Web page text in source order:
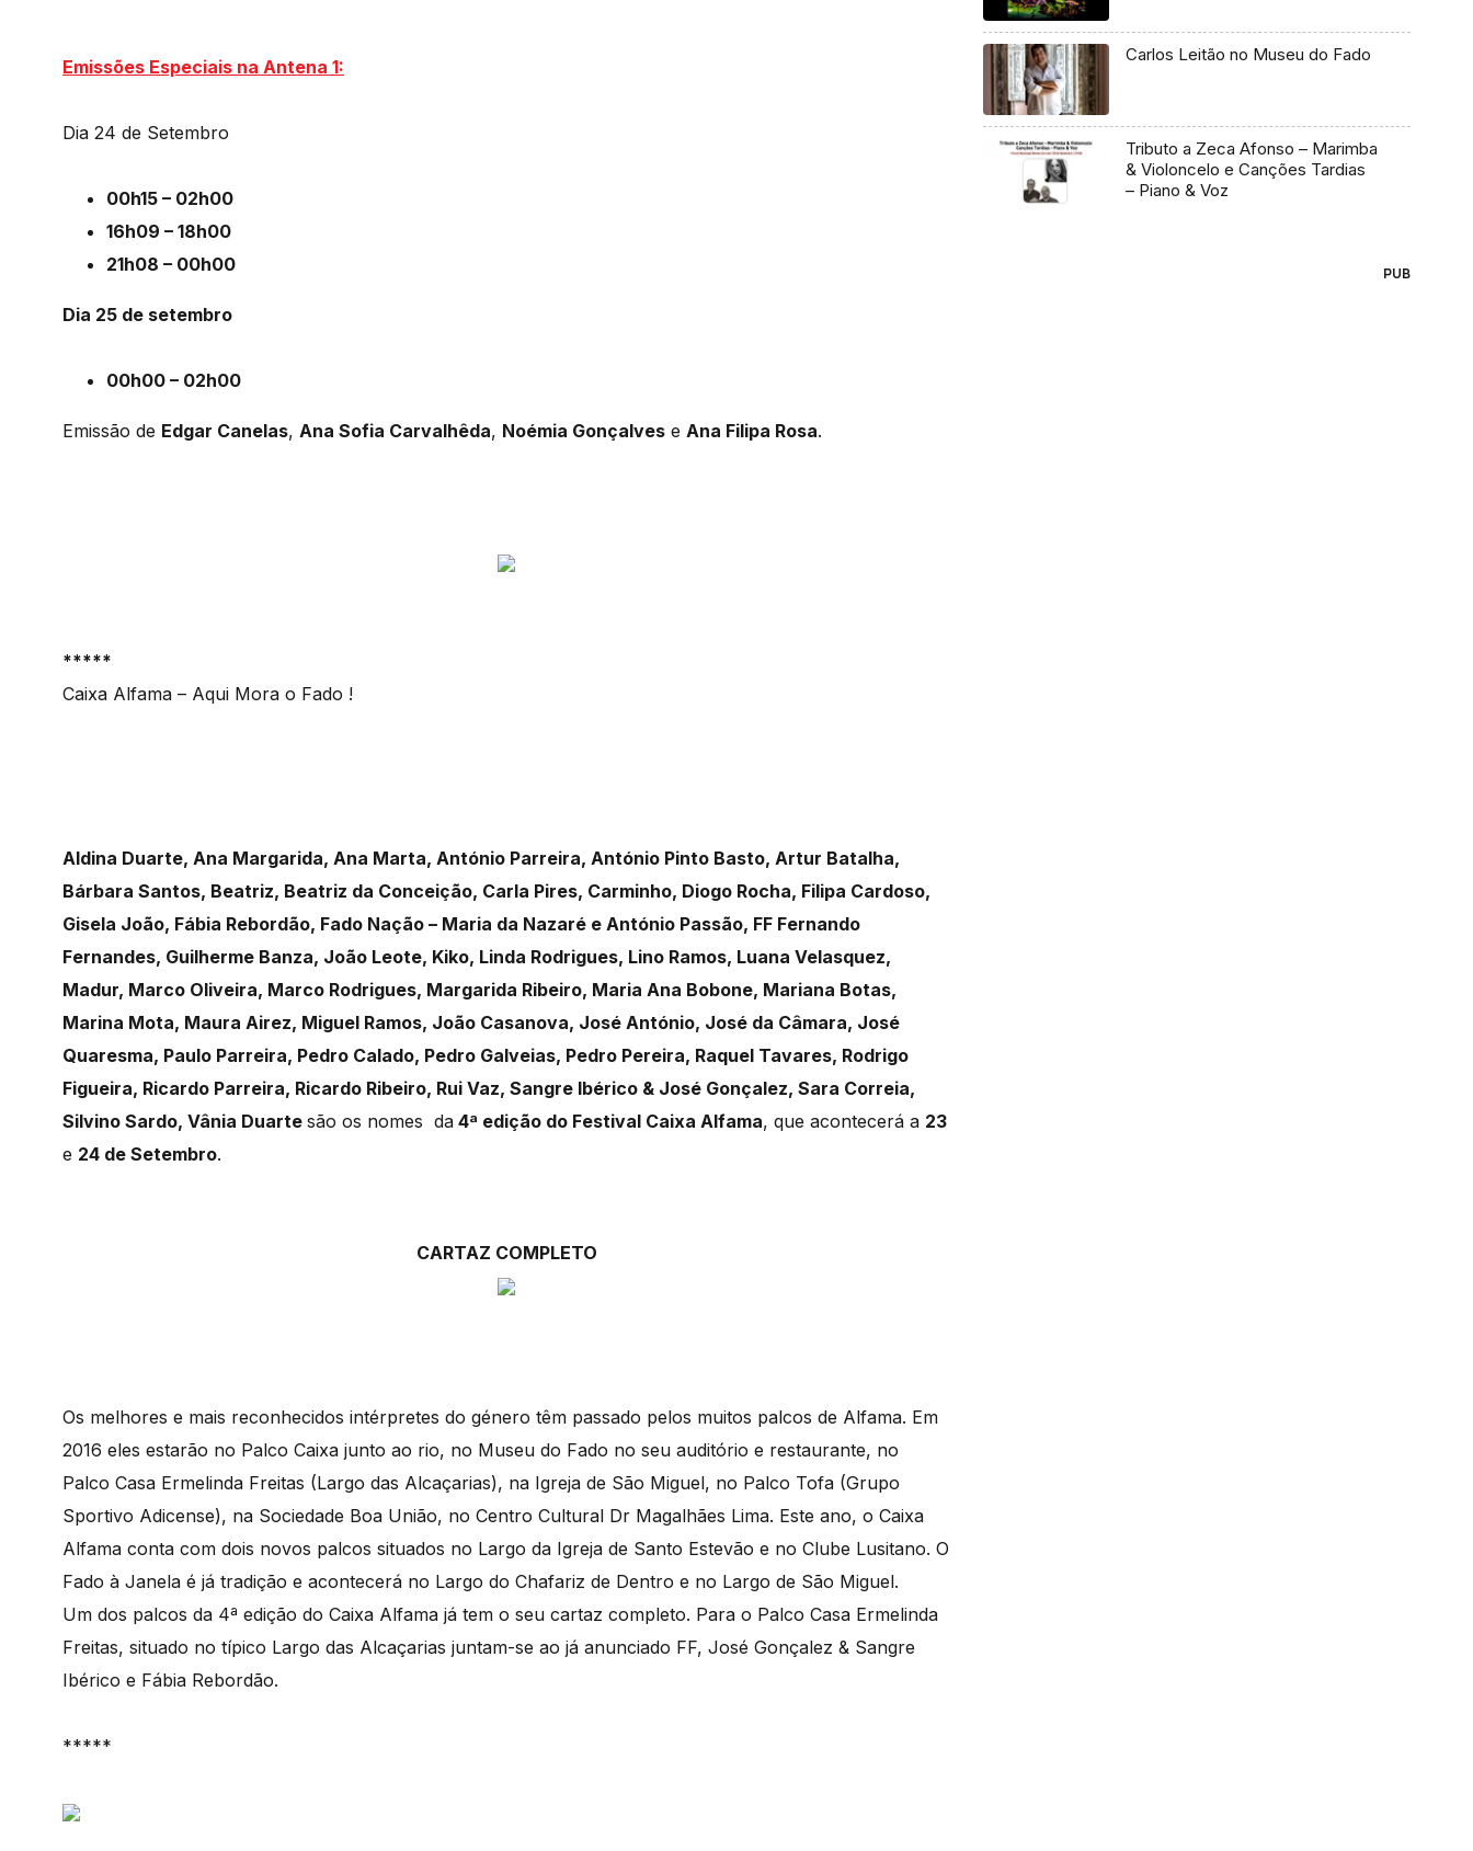
Emissões Especiais na Antena 1:
Dia 24 de Setembro
00h15 – 02h00
16h09 – 18h00
21h08 – 00h00
Dia 25 de setembro
00h00 – 02h00
Emissão de Edgar Canelas, Ana Sofia Carvalhêda, Noémia Gonçalves e Ana Filipa Rosa.
*****
Caixa Alfama – Aqui Mora o Fado !
Aldina Duarte, Ana Margarida, Ana Marta, António Parreira, António Pinto Basto, Artur Batalha,
Bárbara Santos, Beatriz, Beatriz da Conceição, Carla Pires, Carminho, Diogo Rocha, Filipa Cardoso,
Gisela João, Fábia Rebordão, Fado Nação – Maria da Nazaré e António Passão, FF Fernando
Fernandes, Guilherme Banza, João Leote, Kiko, Linda Rodrigues, Lino Ramos, Luana Velasquez,
Madur, Marco Oliveira, Marco Rodrigues, Margarida Ribeiro, Maria Ana Bobone, Mariana Botas,
Marina Mota, Maura Airez, Miguel Ramos, João Casanova, José António, José da Câmara, José
Quaresma, Paulo Parreira, Pedro Calado, Pedro Galveias, Pedro Pereira, Raquel Tavares, Rodrigo
Figueira, Ricardo Parreira, Ricardo Ribeiro, Rui Vaz, Sangre Ibérico & José Gonçalez, Sara Correia,
Silvino Sardo, Vânia Duarte são os nomes da 4ª edição do Festival Caixa Alfama, que acontecerá a 23
e 24 de Setembro.
CARTAZ COMPLETO
Os melhores e mais reconhecidos intérpretes do género têm passado pelos muitos palcos de Alfama. Em
2016 eles estarão no Palco Caixa junto ao rio, no Museu do Fado no seu auditório e restaurante, no
Palco Casa Ermelinda Freitas (Largo das Alcaçarias), na Igreja de São Miguel, no Palco Tofa (Grupo
Sportivo Adicense), na Sociedade Boa União, no Centro Cultural Dr Magalhães Lima. Este ano, o Caixa
Alfama conta com dois novos palcos situados no Largo da Igreja de Santo Estevão e no Clube Lusitano. O
Fado à Janela é já tradição e acontecerá no Largo do Chafariz de Dentro e no Largo de São Miguel.
Um dos palcos da 4ª edição do Caixa Alfama já tem o seu cartaz completo. Para o Palco Casa Ermelinda
Freitas, situado no típico Largo das Alcaçarias juntam-se ao já anunciado FF, José Gonçalez & Sangre
Ibérico e Fábia Rebordão.
*****
Carlos Leitão no Museu do Fado
Tributo a Zeca Afonso – Marimba
& Violoncelo e Canções Tardias
– Piano & Voz
PUB